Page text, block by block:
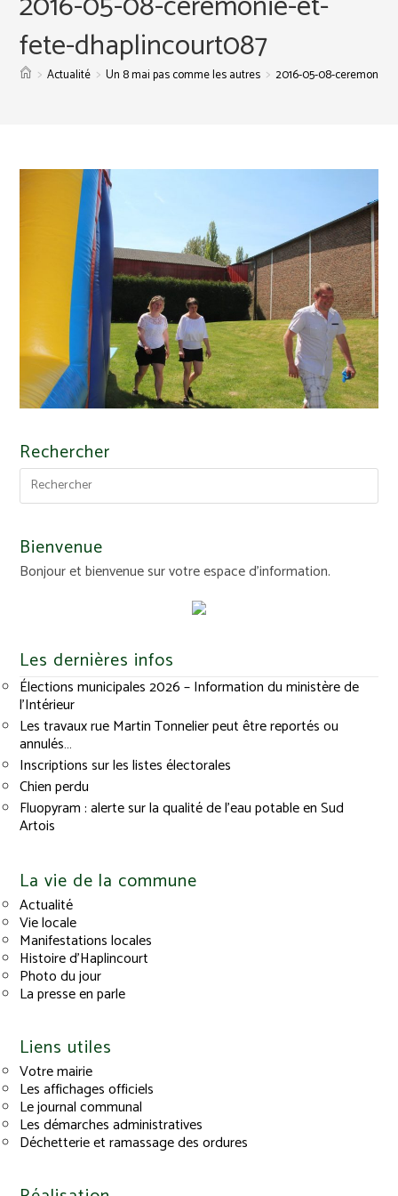
fete-dhaplincourt087
> Actualité > Un 8 mai pas comme les autres > 2016-05-08-ceremonie-
Rechercher
Bienvenue
Bonjour et bienvenue sur votre espace d'information.
Les dernières infos
Élections municipales 2026 – Information du ministère de
l’Intérieur
Les travaux rue Martin Tonnelier peut être reportés ou
annulés…
Inscriptions sur les listes électorales
Chien perdu
Fluopyram : alerte sur la qualité de l’eau potable en Sud
Artois
La vie de la commune
Actualité
Vie locale
Manifestations locales
Histoire d’Haplincourt
Photo du jour
La presse en parle
Liens utiles
Votre mairie
Les affichages officiels
Le journal communal
Les démarches administratives
Déchetterie et ramassage des ordures